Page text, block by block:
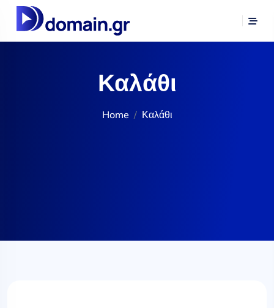
Καλάθι
Home Καλάθι